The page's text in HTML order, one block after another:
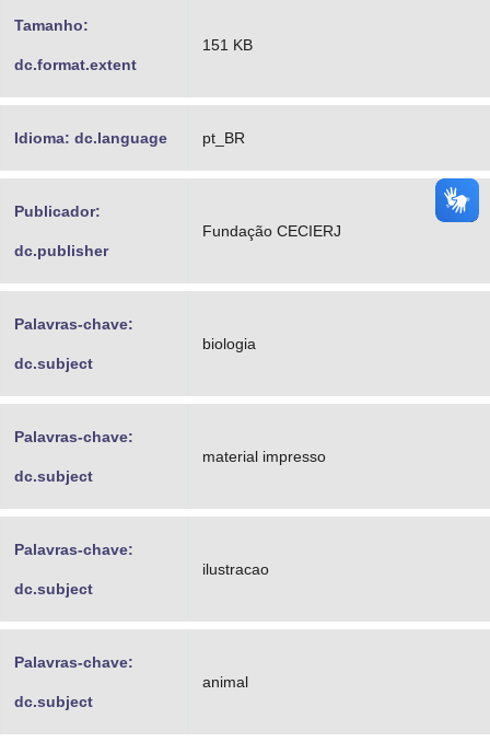
Tamanho:
dc.format.extent
151 KB
Idioma: dc.language pt_BR
Publicador:
dc.publisher
Fundação CECIERJ
Palavras-chave:
dc.subject
biologia
Palavras-chave:
dc.subject
material impresso
Palavras-chave:
dc.subject
ilustracao
Palavras-chave:
dc.subject
animal